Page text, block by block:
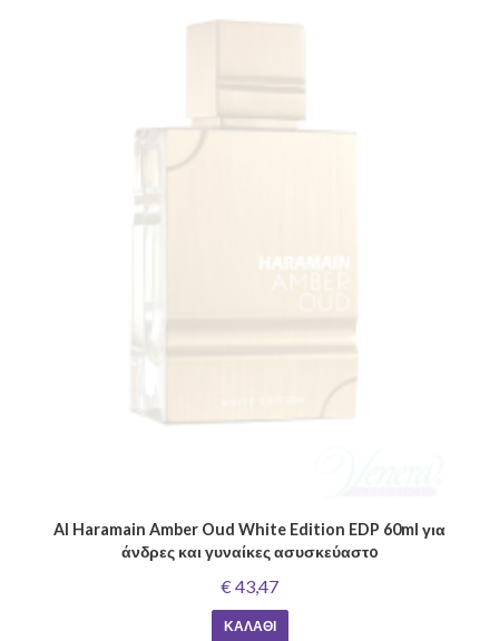
Al Haramain Amber Oud White Edition EDP 60ml για
άνδρες και γυναίκες ασυσκεύαστo
€ 43,47
ΚΑΛΆΘΙ